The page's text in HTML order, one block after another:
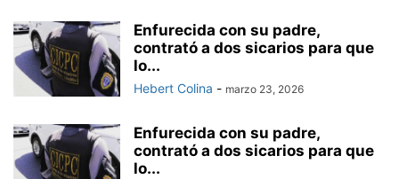
Enfurecida con su padre,
contrató a dos sicarios para que
lo...
Hebert Colina - marzo 23, 2026
Enfurecida con su padre,
contrató a dos sicarios para que
lo...